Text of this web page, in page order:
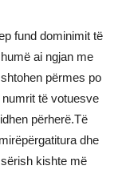
fund dominimit të
ai ngjan me
përmes po
të votuesve
përherë.Të
dhe
kishte më